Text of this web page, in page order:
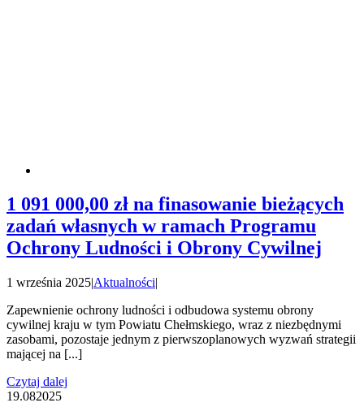
1 091 000,00 zł na finasowanie bieżących
zadań własnych w ramach Programu
Ochrony Ludności i Obrony Cywilnej
1 września 2025|Aktualności|
Zapewnienie ochrony ludności i odbudowa systemu obrony
cywilnej kraju w tym Powiatu Chełmskiego, wraz z niezbędnymi
zasobami, pozostaje jednym z pierwszoplanowych wyzwań strategii
mającej na [...]
Czytaj dalej
19.082025